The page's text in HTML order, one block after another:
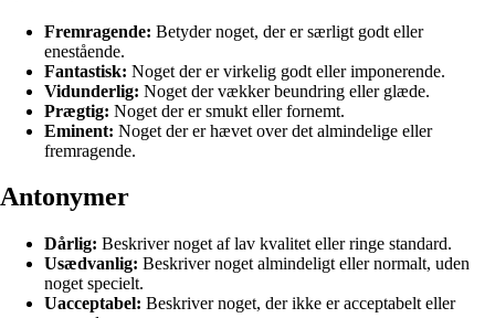
Fremragende: Betyder noget, der er særligt godt eller
enestående.
Fantastisk: Noget der er virkelig godt eller imponerende.
Vidunderlig: Noget der vækker beundring eller glæde.
Prægtig: Noget der er smukt eller fornemt.
Eminent: Noget der er hævet over det almindelige eller
fremragende.
Antonymer
Dårlig: Beskriver noget af lav kvalitet eller ringe standard.
Usædvanlig: Beskriver noget almindeligt eller normalt, uden
noget specielt.
Uacceptabel: Beskriver noget, der ikke er acceptabelt eller